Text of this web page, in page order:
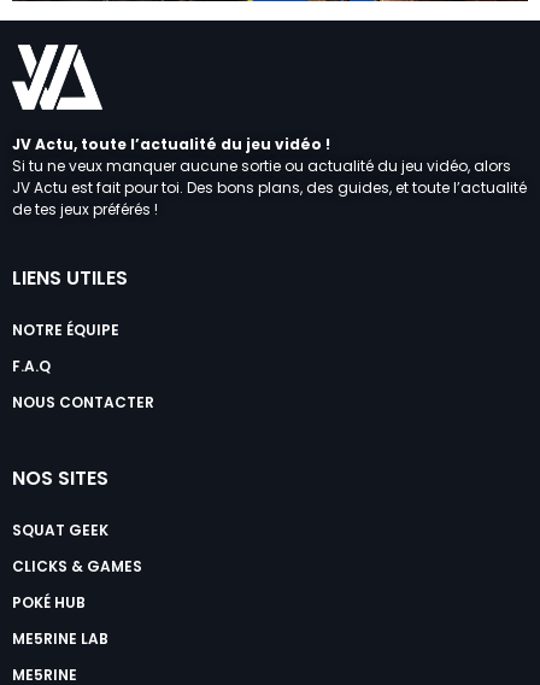
JV Actu, toute l’actualité du jeu vidéo !
Si tu ne veux manquer aucune sortie ou actualité du jeu vidéo, alors
JV Actu est fait pour toi. Des bons plans, des guides, et toute l’actualité
de tes jeux préférés !
LIENS UTILES
NOTRE ÉQUIPE
F.A.Q
NOUS CONTACTER
NOS SITES
SQUAT GEEK
CLICKS & GAMES
POKÉ HUB
ME5RINE LAB
ME5RINE